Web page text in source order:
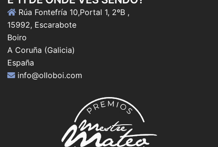
Rúa Fontefría 10,Portal 1, 2ºB ,
15992, Escarabote
Boiro
A Coruña (Galicia)
España
info@olloboi.com